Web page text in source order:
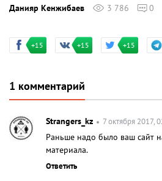
Данияр Кенжибаев
3 786 0
+15 +15 +15
1 комментарий
Strangers_kz 7 октября 2017,
Раньше надо было ваш сайт
материала.
Ответить